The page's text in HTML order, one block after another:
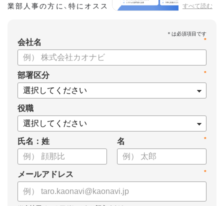
すべて読む
業部人事の方に、特にオスス
【資料の内容】
・部門人事が抱える問題とその解決法
・タレントマネジメントシステムの部門導入するメリット
・スキル管理をはじめとする企業のシステム活用事例
*
会社名
*
部署区分
役職
氏名：姓 *
名
*
メールアドレス